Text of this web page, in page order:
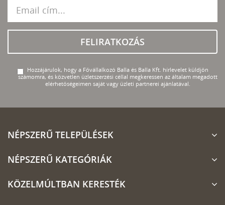
FELIRATKOZÁS
Hozzájárulok, hogy a Fővállalkozó Balla és Balla Kft. hírlevelet küldjön
számomra, és közvetlen üzletszerzési céllal megkeressen az általam megadott
elérhetőségeimen saját vagy üzleti partnerei ajánlatával.
NÉPSZERŰ TELEPÜLÉSEK
NÉPSZERŰ KATEGÓRIÁK
KÖZELMÚLTBAN KERESTÉK